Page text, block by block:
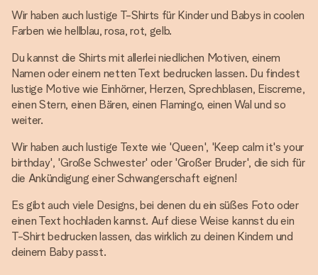
Wir haben auch lustige T-Shirts für Kinder und Babys in coolen
Farben wie hellblau, rosa, rot, gelb.
Du kannst die Shirts mit allerlei niedlichen Motiven, einem
Namen oder einem netten Text bedrucken lassen. Du findest
lustige Motive wie Einhörner, Herzen, Sprechblasen, Eiscreme,
einen Stern, einen Bären, einen Flamingo, einen Wal und so
weiter.
Wir haben auch lustige Texte wie 'Queen', 'Keep calm it's your
birthday', 'Große Schwester' oder 'Großer Bruder', die sich für
die Ankündigung einer Schwangerschaft eignen!
Es gibt auch viele Designs, bei denen du ein süßes Foto oder
einen Text hochladen kannst. Auf diese Weise kannst du ein
T-Shirt bedrucken lassen, das wirklich zu deinen Kindern und
deinem Baby passt.